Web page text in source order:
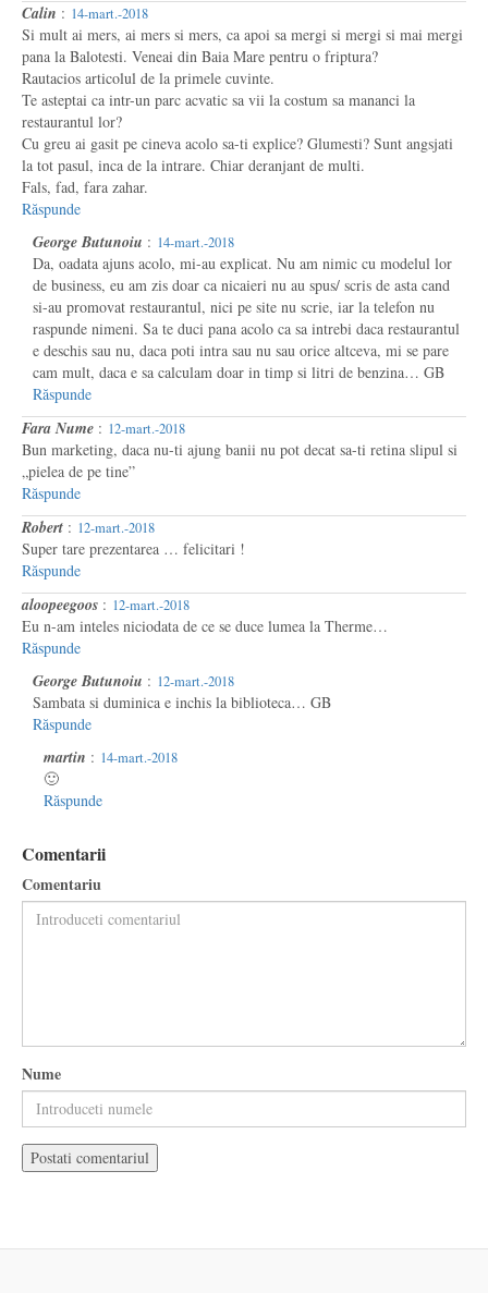
Calin : 14-mart.-2018
Si mult ai mers, ai mers si mers, ca apoi sa mergi si mergi si mai mergi
pana la Balotesti. Veneai din Baia Mare pentru o friptura?
Rautacios articolul de la primele cuvinte.
Te asteptai ca intr-un parc acvatic sa vii la costum sa mananci la
restaurantul lor?
Cu greu ai gasit pe cineva acolo sa-ti explice? Glumesti? Sunt angsjati
la tot pasul, inca de la intrare. Chiar deranjant de multi.
Fals, fad, fara zahar.
Răspunde
George Butunoiu : 14-mart.-2018
Da, oadata ajuns acolo, mi-au explicat. Nu am nimic cu modelul lor
de business, eu am zis doar ca nicaieri nu au spus/ scris de asta cand
si-au promovat restaurantul, nici pe site nu scrie, iar la telefon nu
raspunde nimeni. Sa te duci pana acolo ca sa intrebi daca restaurantul
e deschis sau nu, daca poti intra sau nu sau orice altceva, mi se pare
cam mult, daca e sa calculam doar in timp si litri de benzina… GB
Răspunde
Fara Nume : 12-mart.-2018
Bun marketing, daca nu-ti ajung banii nu pot decat sa-ti retina slipul si
„pielea de pe tine”
Răspunde
Robert : 12-mart.-2018
Super tare prezentarea … felicitari !
Răspunde
aloopeegoos : 12-mart.-2018
Eu n-am inteles niciodata de ce se duce lumea la Therme…
Răspunde
George Butunoiu : 12-mart.-2018
Sambata si duminica e inchis la biblioteca… GB
Răspunde
martin : 14-mart.-2018
🙂
Răspunde
Comentarii
Comentariu
Nume